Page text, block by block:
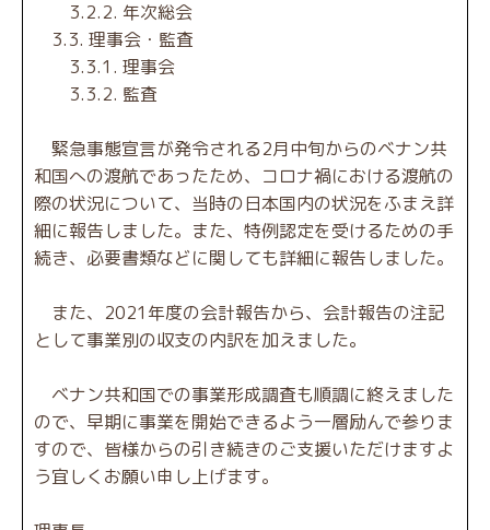
3.2.2. 年次総会
3.3. 理事会・監査
3.3.1. 理事会
3.3.2. 監査
緊急事態宣言が発令される2月中旬からのベナン共
和国への渡航であったため、コロナ禍における渡航の
際の状況について、当時の日本国内の状況をふまえ詳
細に報告しました。また、特例認定を受けるための手
続き、必要書類などに関しても詳細に報告しました。
また、2021年度の会計報告から、会計報告の注記
として事業別の収支の内訳を加えました。
ベナン共和国での事業形成調査も順調に終えました
ので、早期に事業を開始できるよう一層励んで参りま
すので、皆様からの引き続きのご支援いただけますよ
う宜しくお願い申し上げます。